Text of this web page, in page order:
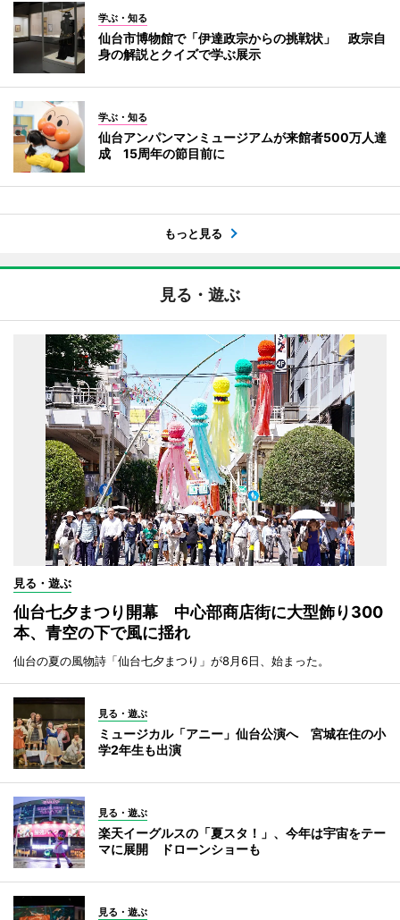
学ぶ・知る
仙台市博物館で「伊達政宗からの挑戦状」 政宗自
身の解説とクイズで学ぶ展示
学ぶ・知る
仙台アンパンマンミュージアムが来館者500万人達
成 15周年の節目前に
もっと見る
見る・遊ぶ
見る・遊ぶ
仙台七夕まつり開幕 中心部商店街に大型飾り300
本、青空の下で風に揺れ
仙台の夏の風物詩「仙台七夕まつり」が8月6日、始まった。
見る・遊ぶ
ミュージカル「アニー」仙台公演へ 宮城在住の小
学2年生も出演
見る・遊ぶ
楽天イーグルスの「夏スタ！」、今年は宇宙をテー
マに展開 ドローンショーも
見る・遊ぶ